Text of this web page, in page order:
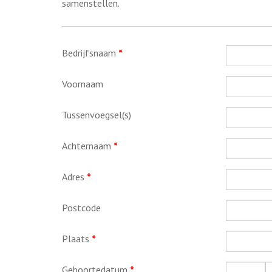
samenstellen.
Bedrijfsnaam *
Voornaam
Tussenvoegsel(s)
Achternaam *
Adres *
Postcode
Plaats *